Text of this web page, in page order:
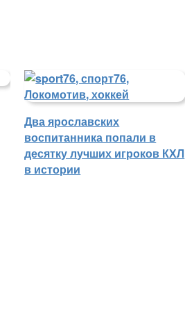
Два ярославских
воспитанника попали в
десятку лучших игроков КХЛ
в истории